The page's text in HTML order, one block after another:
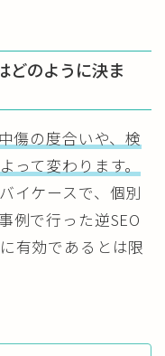
どのように決ま
傷の度合いや、検
って変わります。
イケースで、個別
例で行った逆SEO
有効であるとは限